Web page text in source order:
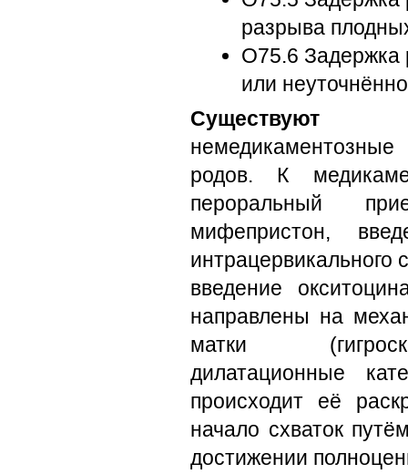
разрыва
O75.6 Задержка
или
Существуют
родов. К
пероральный
мифепристон,
интрацервикального
введение
направлены на
матки
дилатационные
происходит её
начало схваток
достижении